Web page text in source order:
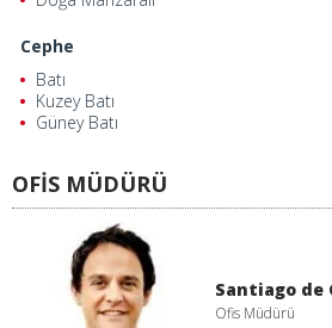
Cephe
Batı
Kuzey Batı
Güney Batı
OFİS MÜDÜRÜ
Santiago de
Ofis Müdürü